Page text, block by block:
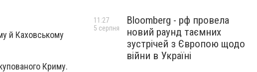
й Каховському
Криму.
Bloomberg - рф провела
новий раунд таємних
зустрічей з Європою щодо
війни в Україні
11:27
5 серпня